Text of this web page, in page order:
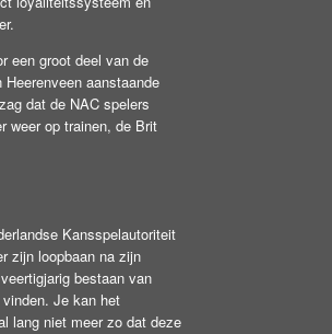
een groot deel van de
aanstaande
dat de NAC spelers
weer op trainen, de Brit
Kansspelautoriteit
zijn loopbaan na zijn
bestaan van
Je kan het
lang niet meer zo dat deze